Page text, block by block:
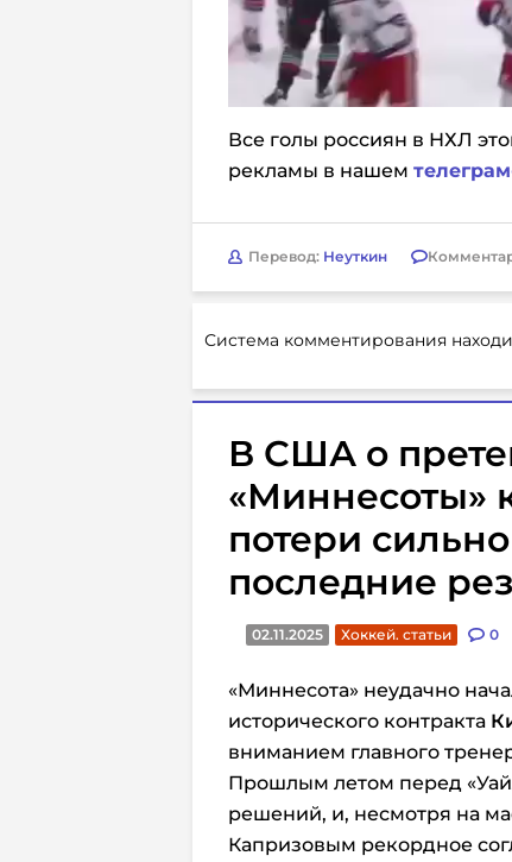
Все голы россиян в НХЛ
рекламы в нашем
Перевод: Неуткин
Система комментирования
В США о
«Миннесоты»
потери
последние
02.11.2025 Хоккей. статьи 0
«Миннесота» неудачно
исторического контракта
вниманием главного
Прошлым летом перед
решений, и, несмотря на
Капризовым рекордное